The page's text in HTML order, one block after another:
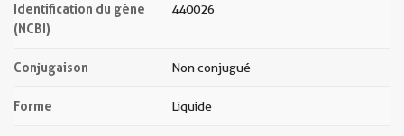
Identification du gène
(NCBI)
440026
Conjugaison Non conjugué
Forme Liquide